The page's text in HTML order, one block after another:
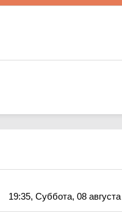
19:35, Суббота, 08